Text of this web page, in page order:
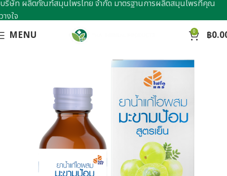
MENU 0 ฿
บริษัท ผลิตภัณฑ์สมุนไพรไทย จำกัด มาตรฐานการผลิตสมุนไพรที่คุณ
วางใจ